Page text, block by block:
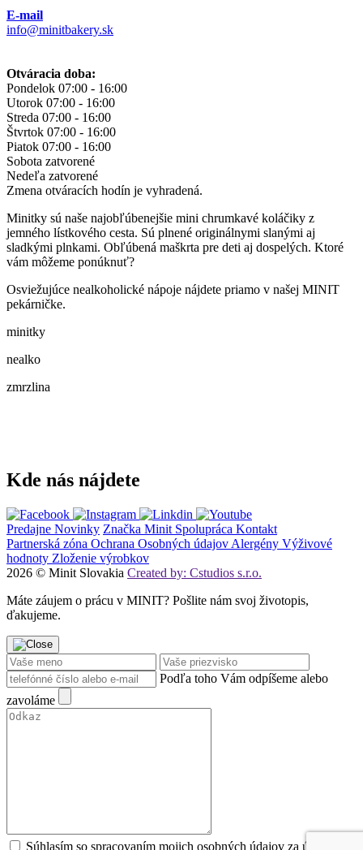
E-mail
info@minitbakery.sk
Otváracia doba:
Pondelok 07:00 - 16:00
Utorok 07:00 - 16:00
Streda 07:00 - 16:00
Štvrtok 07:00 - 16:00
Piatok 07:00 - 16:00
Sobota zatvorené
Nedeľa zatvorené
Zmena otváracích hodín je vyhradená.
Minitky sú naše najobľúbenejšie mini chrumkavé koláčiky z
jemného lístkového cesta. Sú plnené originálnymi slanými aj
sladkými plnkami. Obľúbená maškrta pre deti aj dospelých. Ktoré
vám môžeme ponúknuť?
Osviežujúce nealkoholické nápoje nájdete priamo v našej MINIT
pekárničke.
minitky
nealko
zmrzlina
Kde nás nájdete
Predajne Novinky Značka Minit Spolupráca Kontakt
Partnerská zóna Ochrana Osobných údajov Alergény Výživové
hodnoty Zloženie výrobkov
2026 © Minit Slovakia Created by: Cstudios s.r.o.
Máte záujem o prácu v MINIT? Pošlite nám svoj životopis,
ďakujeme.
Podľa toho Vám odpíšeme alebo
zavoláme
Súhlasím so spracovaním mojich osobných údajov za účeľom